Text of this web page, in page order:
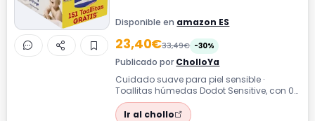
Disponible en amazon ES
23,40€33,49€ -30%
Publicado por CholloYa
Cuidado suave para piel sensible ·
Toallitas húmedas Dodot Sensitive, con 0%
alcohol, ideales para la higiene diaria ...
Ir al chollo